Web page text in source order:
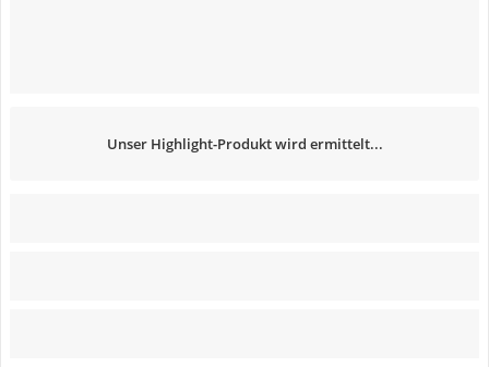
Unser Highlight-Produkt wird ermittelt...